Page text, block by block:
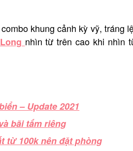
khung cảnh kỳ vỹ, tráng
nhìn từ trên cao khi nhìn
– Update 2021
bãi tắm riêng
từ 100k nên đặt phòng